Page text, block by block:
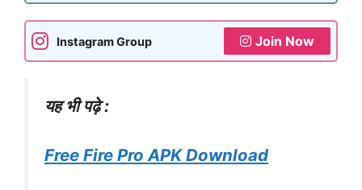
Instagram Group Join Now
यह भी पढ़े :
Free Fire Pro APK Download